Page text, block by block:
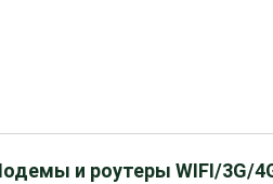
и роутеры WIFI/3G/